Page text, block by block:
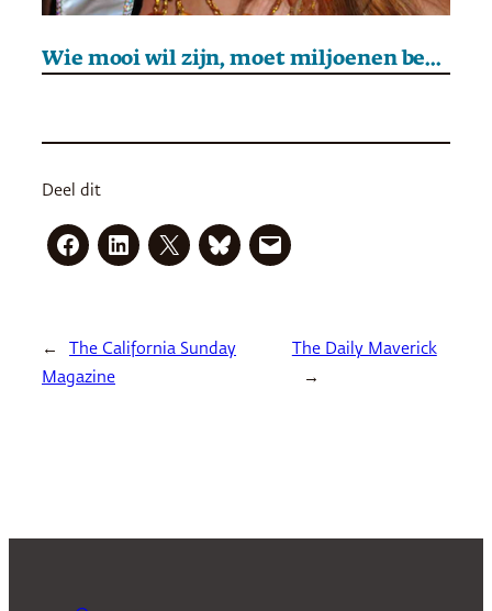
Wie mooi wil zijn, moet miljoenen betalen
Deel dit
←
The California Sunday
Magazine
The Daily Maverick
→